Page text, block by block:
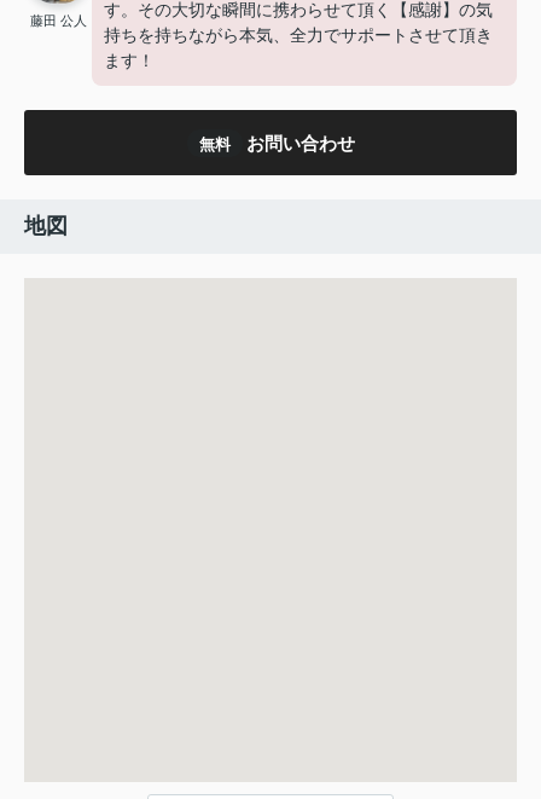
藤田 公人
す。その大切な瞬間に携わらせて頂く【感謝】の気
持ちを持ちながら本気、全力でサポートさせて頂き
ます！
無料 お問い合わせ
地図